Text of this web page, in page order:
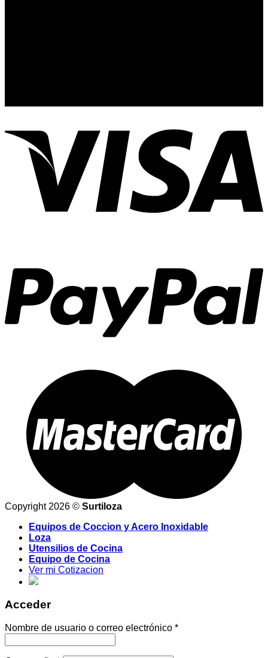
Copyright 2026 © Surtiloza
Equipos de Coccion y Acero Inoxidable
Loza
Utensilios de Cocina
Equipo de Cocina
Ver mi Cotizacion
Acceder
Nombre de usuario o correo electrónico *